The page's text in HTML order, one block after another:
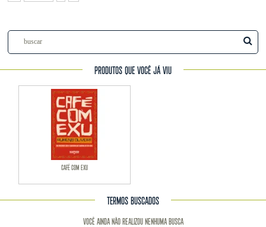
PRODUTOS QUE VOCÊ JÁ VIU
CAFÉ COM EXU
TERMOS BUSCADOS
Você ainda não realizou nenhuma busca